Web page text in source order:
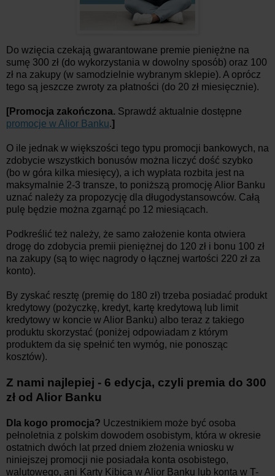
Do wzięcia czekają gwarantowane premie pieniężne na
sumę 300 zł (do wykorzystania w dowolny sposób) oraz 100
zł na zakupy (w samodzielnie wybranym sklepie). A oprócz
tego są jeszcze zwroty za płatności (do 20 zł miesięcznie).
[Promocja zakończona. Sprawdź aktualnie dostępne
promocje w Alior Banku.]
O ile jednak w większości tego typu promocji bankowych, na
zdobycie wszystkich bonusów można liczyć dość szybko
(bo w góra kilka miesięcy), a ich wypłata rozbita jest na
maksymalnie 2-3 transze, to poniższą promocję Alior Banku
uznać należy za propozycję dla długodystansowców. Całą
pulę będzie można zgarnąć po 12 miesiącach.
Podkreślić też należy, że samo założenie konta otwiera
drogę do zdobycia premii pieniężnej do 120 zł i bonu 100 zł
na zakupy (są to więc nagrody o łącznej wartości 220 zł za
konto).
By zyskać resztę (premię do 180 zł) trzeba posiadać produkt
kredytowy (pożyczkę, kredyt, kartę kredytową lub limit
kredytowy w koncie w Alior Banku) albo teraz z takiego
produktu skorzystać (poniżej odpowiadam z którym
produktem da się spełnić ten wymóg, nie ponosząc
kosztów).
Z nami najlepiej - 6 edycja, czyli premia do 300
zł od Alior Banku
Dla kogo promocja? Uczestnikiem może być osoba
pełnoletnia z polskim dowodem osobistym, która w okresie
ostatnich dwóch lat przed dniem złożenia wniosku w
niniejszej promocji nie posiadała konta osobistego,
walutowego, ani Karty Kibica w Alior Banku lub konta w T-